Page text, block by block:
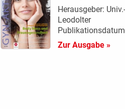
Herausgeber:
Leodolter
Zur Ausgabe »